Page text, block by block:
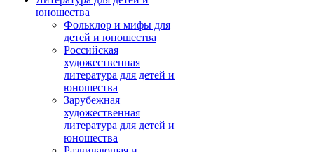
юношества
Фольклор и мифы для
детей и юношества
Российская
художественная
литература для детей и
юношества
Зарубежная
художественная
литература для детей и
юношества